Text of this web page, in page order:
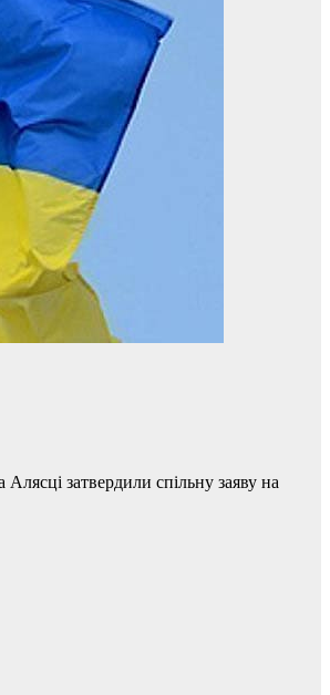
затвердили спільну заяву на